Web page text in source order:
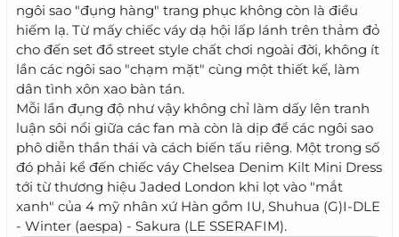
ngôi sao "đụng hàng" trang phục không còn là điều
hiếm lạ. Từ mấy chiếc váy dạ hội lấp lánh trên thảm đỏ
cho đến set đồ street style chất chơi ngoài đời, không ít
lần các ngôi sao "chạm mặt" cùng một thiết kế, làm
dân tình xôn xao bàn tán.
Mỗi lần đụng độ như vậy không chỉ làm dấy lên tranh
luận sôi nổi giữa các fan mà còn là dịp để các ngôi sao
phô diễn thần thái và cách biến tấu riêng. Một trong số
đó phải kể đến chiếc váy Chelsea Denim Kilt Mini Dress
tới từ thương hiệu Jaded London khi lọt vào "mắt
xanh" của 4 mỹ nhân xứ Hàn gồm IU, Shuhua (G)I-DLE
- Winter (aespa) - Sakura (LE SSERAFIM).